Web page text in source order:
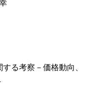
る考察－価格動向、